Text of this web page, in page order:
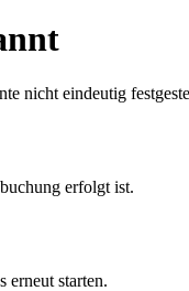
nicht eindeutig
erfolgt ist.
erneut starten.